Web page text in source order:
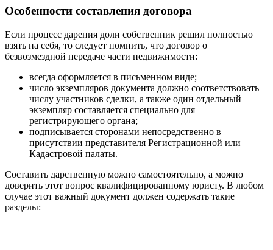
Особенности составления договора
Если процесс дарения доли собственник решил полностью
взять на себя, то следует помнить, что договор о
безвозмездной передаче части недвижимости:
всегда оформляется в письменном виде;
число экземпляров документа должно соответствовать
числу участников сделки, а также один отдельный
экземпляр составляется специально для
регистрирующего органа;
подписывается сторонами непосредственно в
присутствии представителя Регистрационной или
Кадастровой палаты.
Составить дарственную можно самостоятельно, а можно
доверить этот вопрос квалифицированному юристу. В любом
случае этот важный документ должен содержать такие
разделы: